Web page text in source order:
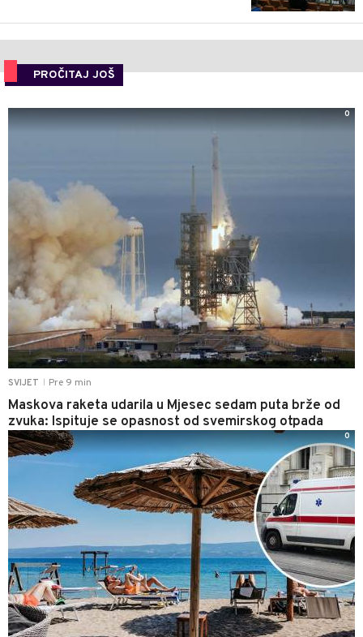
PROČITAJ JOŠ
SVIJET Pre 9 min
Maskova raketa udarila u Mjesec sedam puta brže od
zvuka: Ispituje se opasnost od svemirskog otpada
0
0